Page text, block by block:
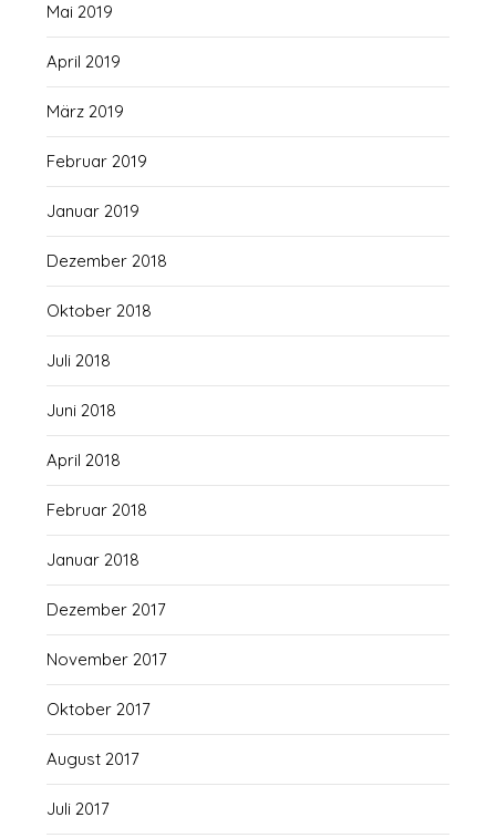
Mai 2019
April 2019
März 2019
Februar 2019
Januar 2019
Dezember 2018
Oktober 2018
Juli 2018
Juni 2018
April 2018
Februar 2018
Januar 2018
Dezember 2017
November 2017
Oktober 2017
August 2017
Juli 2017